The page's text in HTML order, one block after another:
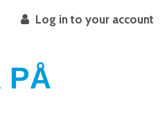
Log in to your account
PÅ